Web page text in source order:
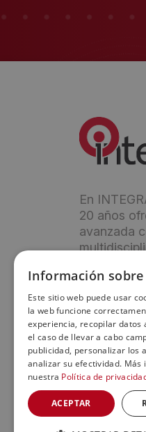
En
20 años
avanzada
Información sobre
Este sitio web puede usar
la web funcione
experiencia, recopilar datos
el caso de llevar a cabo
publicidad, personalizar los
analizar su efectividad. Más
nuestra Política de
ACEPTAR